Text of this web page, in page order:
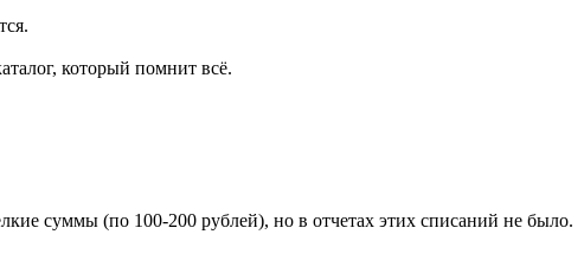
который помнит всё.
суммы (по 100-200 рублей), но в отчетах этих списаний не было.